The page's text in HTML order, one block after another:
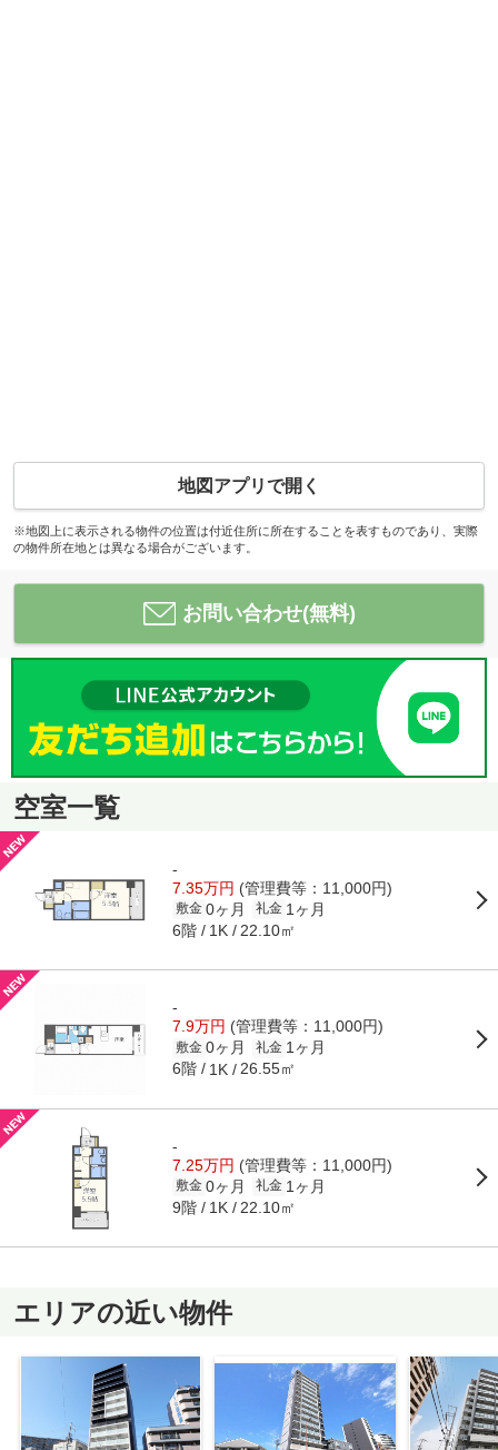
地図アプリで開く
※地図上に表示される物件の位置は付近住所に所在することを表すものであり、実際
の物件所在地とは異なる場合がございます。
お問い合わせ(無料)
空室一覧
-
7.35万円 (管理費等：11,000円)
敷金 0ヶ月 礼金 1ヶ月
6階 1K 22.10㎡
-
7.9万円 (管理費等：11,000円)
敷金 0ヶ月 礼金 1ヶ月
6階 1K 26.55㎡
-
7.25万円 (管理費等：11,000円)
敷金 0ヶ月 礼金 1ヶ月
9階 1K 22.10㎡
エリアの近い物件